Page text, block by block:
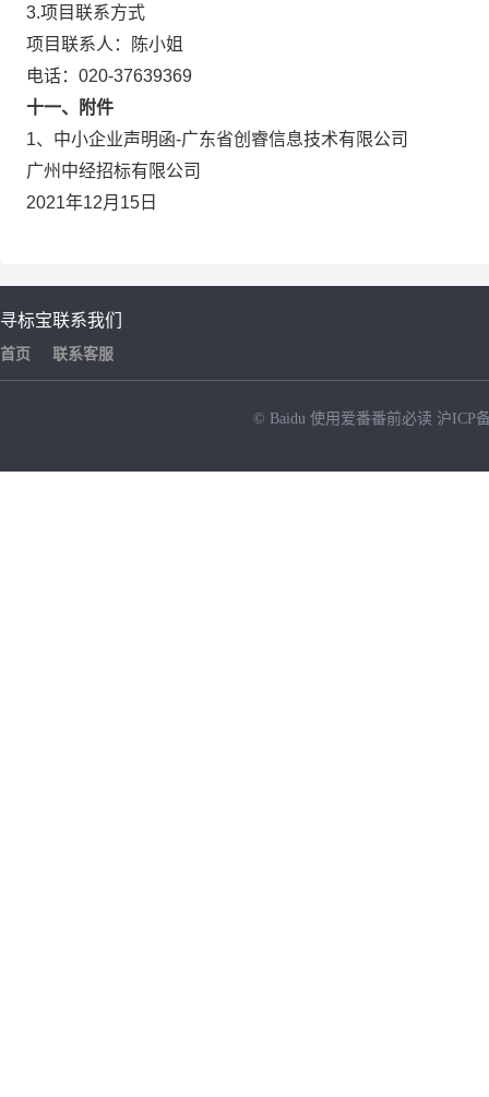
3.项目联系方式
项目联系人：陈小姐
电话：020-37639369
十一、附件
1、中小企业声明函-广东省创睿信息技术有限公司
广州中经招标有限公司
2021年12月15日
寻标宝
首页
联系我们
联系客服
© Baidu 使用爱番番前必读 沪ICP